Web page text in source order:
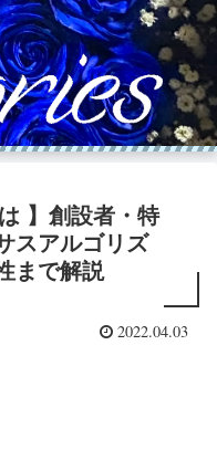
】創設者・特
スアルゴリズ
まで解説
2022.04.03